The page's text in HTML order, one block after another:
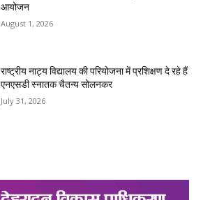
आयोजन
August 1, 2026
राष्ट्रीय नाट्य विद्यालय की परियोजना में प्रशिक्षण दे रहे हैं
एनएसडी स्नातक चैतन्य सोलनकर
July 31, 2026